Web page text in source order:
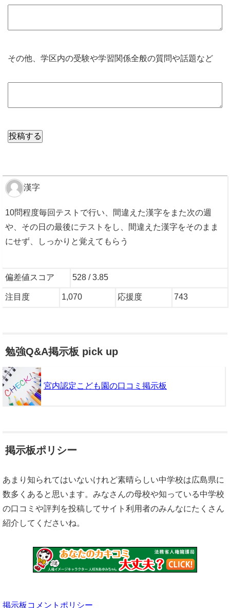
その他、学区内の受験や学習関係全般の質問や話題など
漢字
10問程度毎回テストで行い、間違えた漢字をまた次の週
や、その日の最後にテストをし、間違えた漢字をそのまま
にせず、しっかりと覚えてもらう
偏差値スコア 528 / 3.85
注目度 1,070 応援度 743
勉強Q&A掲示板 pick up
宮内認定こども園の口コミ掲示板
掲示板ポリシー
あまり知られてはいないけれど素晴らしい中学校は広島県に
数多くあると思います。みなさんの母校や知っている中学校
の口コミや評判を投稿してサイト利用者のみんなにたくさん
紹介してくださいね。
掲示板コメントポリシー